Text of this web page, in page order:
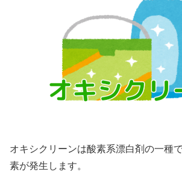
オキシクリーンは酸素系漂白剤の一種
素が発生します。